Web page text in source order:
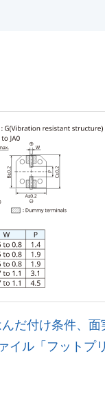
だ付け条件、面
イル「フットプ